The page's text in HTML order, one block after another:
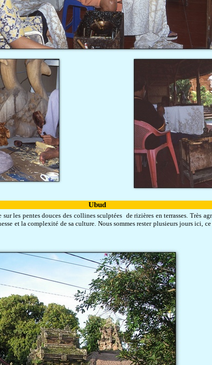
Ubud
les pentes douces des collines sculptées de rizières en terrasses. Très
et la complexité de sa culture. Nous sommes rester plusieurs jours ici,